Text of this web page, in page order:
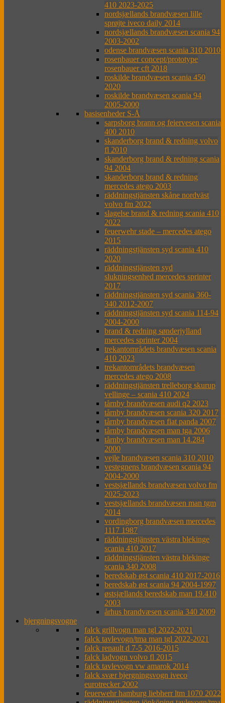
410 2023-2025
nordsjællands brandvæsen lille
sprøjte iveco daily 2014
nordsjællands brandvæsen scania 94
2003-2002
odense brandvæsen scania 310 2010
rosenbauer concept/prototype
rosenbauer cft 2018
roskilde brandvæsen scania 450
2020
roskilde brandvæsen scania 94
2005-2000
basisenheder S-Å
sarpsborg brann og feiervesen scania
400 2010
skanderborg brand & redning volvo
fl 2010
skanderborg brand & redning scania
94 2004
skanderborg brand & redning
mercedes atego 2003
räddningstjänsten skåne nordväst
volvo fm 2022
slagelse brand & redning scania 410
2022
feuerwehr stade – mercedes atego
2015
räddningstjänsten syd scania 410
2020
räddningstjänsten syd
slukningsenhed mercedes sprinter
2017
räddningstjänsten syd scania 360-
340 2012-2007
räddningstjänsten syd scania 114-94
2004-2000
brand & redning sønderjylland
mercedes sprinter 2004
trekantområdets brandvæsen scania
410 2023
trekantområdets brandvæsen
mercedes atego 2008
räddningstjänsten trelleborg skurup
vellinge – scania 410 2024
tårnby brandvæsen audi q2 2023
tårnby brandvæsen scania 320 2017
tårnby brandvæsen fiat panda 2007
tårnby brandvæsen man tga 2006
tårnby brandvæsen man 14.284
2000
vejle brandvæsen scania 310 2010
vestegnens brandvæsen scania 94
2004-2000
vestsjællands brandvæsen volvo fm
2025-2023
vestsjællands brandvæsen man tgm
2014
vordingborg brandvæsen mercedes
1117 1987
räddningstjänsten västra blekinge
scania 410 2017
räddningstjänsten västra blekinge
scania 340 2008
beredskab øst scania 410 2017-2016
beredskab øst scania 94 2004-1997
østsjællands beredskab man 19.410
2003
århus brandvæsen scania 340 2009
bjergningsvogne
falck grillvogn man tgl 2022-2021
falck tavlevogn/tma man tgl 2022-2021
falck renault d 7-5 2016-2015
falck ladvogn volvo fl 2015
falck tavlevogn vw amarok 2014
falck svær bjergningsvogn iveco
eurotrecker 2002
feuerwehr hamburg liebherr ltm 1070 2022